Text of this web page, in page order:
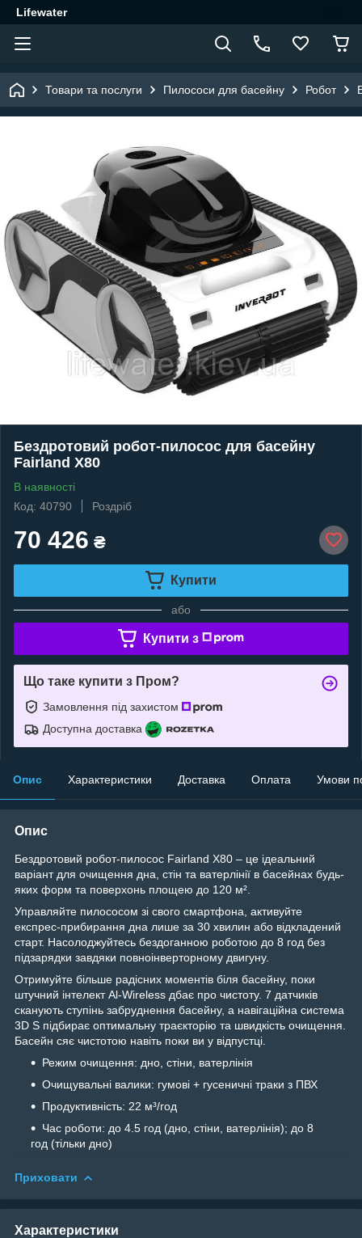
Lifewater
Товари та послуги Пилососи для басейну Робот
Бездротовий робот-пилосос для басейну
Fairland X80
В наявності
Код: 40790
Роздріб
70 426 ₴
Купити
або
Купити з
Що таке купити з Пром?
Замовлення під захистом
Доступна доставка
Опис Характеристики Доставка Оплата Умови
Опис
Бездротовий робот-пилосос Fairland X80 – це ідеальний
варіант для очищення дна, стін та ватерлінії в басейнах будь-
яких форм та поверхонь площею до 120 м².
Управляйте пилососом зі свого смартфона, активуйте
експрес-прибирання дна лише за 30 хвилин або відкладений
старт. Насолоджуйтесь бездоганною роботою до 8 год без
підзарядки завдяки повноінверторному двигуну.
Отримуйте більше радісних моментів біля басейну, поки
штучний інтелект Al-Wireless дбає про чистоту. 7 датчиків
сканують ступінь забруднення басейну, а навігаційна система
3D S підбирає оптимальну траєкторію та швидкість очищення.
Басейн сяє чистотою навіть поки ви у відпустці.
Режим очищення: дно, стіни, ватерлінія
Очищувальні валики: гумові + гусеничні траки з ПВХ
Продуктивність: 22 м³/год
Час роботи: до 4.5 год (дно, стіни, ватерлінія); до 8
год (тільки дно)
Приховати
Характеристики